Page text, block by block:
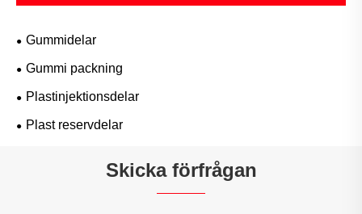
Gummidelar
Gummi packning
Plastinjektionsdelar
Plast reservdelar
Skicka förfrågan